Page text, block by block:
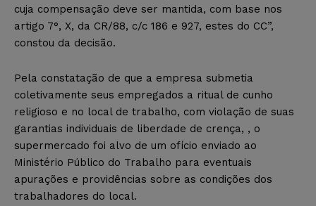
cuja compensação deve ser mantida, com base nos
artigo 7°, X, da CR/88, c/c 186 e 927, estes do CC”,
constou da decisão.
Pela constatação de que a empresa submetia
coletivamente seus empregados a ritual de cunho
religioso e no local de trabalho, com violação de suas
garantias individuais de liberdade de crença, , o
supermercado foi alvo de um ofício enviado ao
Ministério Público do Trabalho para eventuais
apurações e providências sobre as condições dos
trabalhadores do local.